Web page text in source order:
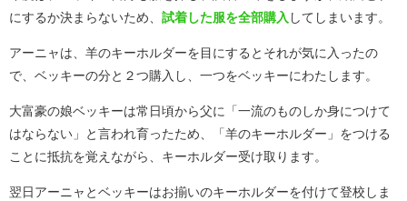
にするか決まらないため、 試着した服を全部購入 してしまいます。
アーニャは、羊のキーホルダーを目にするとそれが気に入ったの
で、ベッキーの分と２つ購入し、一つをベッキーにわたします。
大富豪の娘ベッキーは常日頃から父に「一流のものしか身につけて
はならない」と言われ育ったため、「羊のキーホルダー」をつける
ことに抵抗を覚えながら、キーホルダー受け取ります。
翌日アーニャとベッキーはお揃いのキーホルダーを付けて登校しま